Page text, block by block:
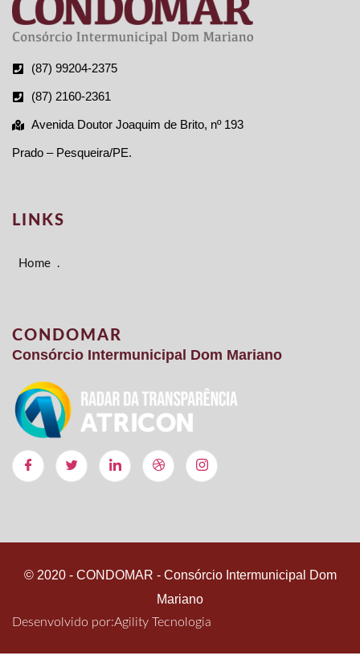
(87) 99204-2375
(87) 2160-2361
Avenida Doutor Joaquim de Brito, nº 193
Prado – Pesqueira/PE.
LINKS
Home .
CONDOMAR
Consórcio Intermunicipal Dom Mariano
© 2020 - CONDOMAR - Consórcio Intermunicipal Dom
Mariano
Desenvolvido por:Agility Tecnologia